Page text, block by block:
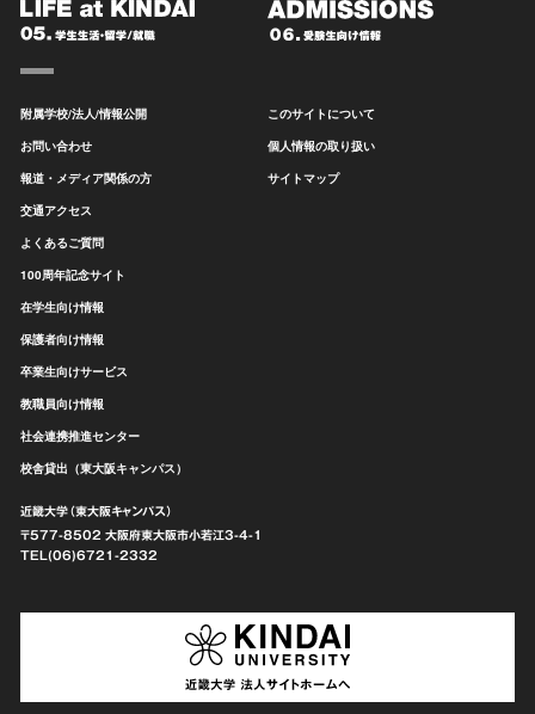
附属学校/法人/情報公開
お問い合わせ
報道・メディア関係の方
交通アクセス
よくあるご質問
100周年記念サイト
在学生向け情報
保護者向け情報
卒業生向けサービス
教職員向け情報
社会連携推進センター
校舎貸出（東大阪キャンパス）
このサイトについて
個人情報の取り扱い
サイトマップ
近畿大学（東大阪キャンパス）
〒577-8502 大阪府東大阪市小若江3-4-1
TEL(06)6721-2332